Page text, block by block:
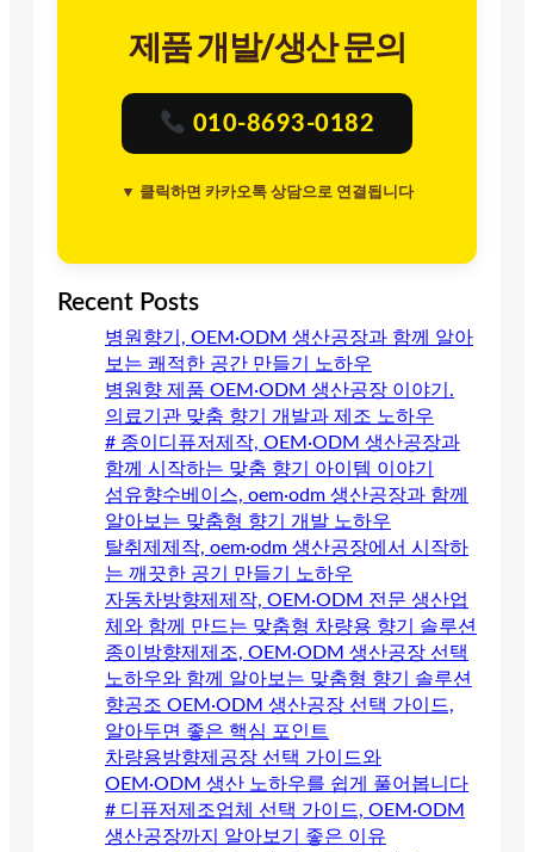
제품 개발/생산 문의
010-8693-0182
▼ 클릭하면 카카오톡 상담으로 연결됩니다
Recent Posts
병원향기, OEM·ODM 생산공장과 함께 알아
보는 쾌적한 공간 만들기 노하우
병원향 제품 OEM·ODM 생산공장 이야기.
의료기관 맞춤 향기 개발과 제조 노하우
# 종이디퓨저제작, OEM·ODM 생산공장과
함께 시작하는 맞춤 향기 아이템 이야기
섬유향수베이스, oem·odm 생산공장과 함께
알아보는 맞춤형 향기 개발 노하우
탈취제제작, oem·odm 생산공장에서 시작하
는 깨끗한 공기 만들기 노하우
자동차방향제제작, OEM·ODM 전문 생산업
체와 함께 만드는 맞춤형 차량용 향기 솔루션
종이방향제제조, OEM·ODM 생산공장 선택
노하우와 함께 알아보는 맞춤형 향기 솔루션
향공조 OEM·ODM 생산공장 선택 가이드,
알아두면 좋은 핵심 포인트
차량용방향제공장 선택 가이드와
OEM·ODM 생산 노하우를 쉽게 풀어봅니다
# 디퓨저제조업체 선택 가이드, OEM·ODM
생산공장까지 알아보기 좋은 이유